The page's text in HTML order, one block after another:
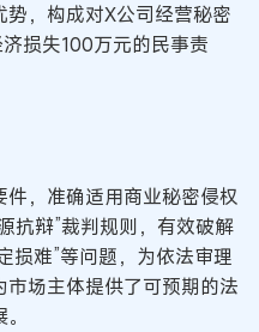
，构成对X公司经营秘密
损失100万元的民事责
，准确适用商业秘密侵权
抗辩”裁判规则，有效破解
损难”等问题，为依法审理
场主体提供了可预期的法